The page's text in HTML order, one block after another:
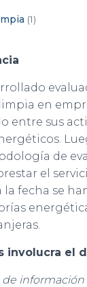
(1)
en
entre sus
de
el
la fecha se
involucra el